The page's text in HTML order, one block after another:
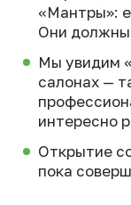
«Мантры»:
Они
Мы увидим
салонах —
интересно
Открытие
пока